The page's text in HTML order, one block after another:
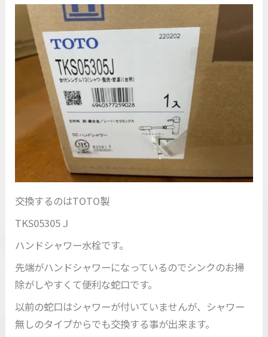
交換するのはTOTO製
TKS05305Ｊ
ハンドシャワー水栓です。
先端がハンドシャワーになっているのでシンクのお掃
除がしやすくて便利な蛇口です。
以前の蛇口はシャワーが付いていませんが、シャワー
無しのタイプからでも交換する事が出来ます。